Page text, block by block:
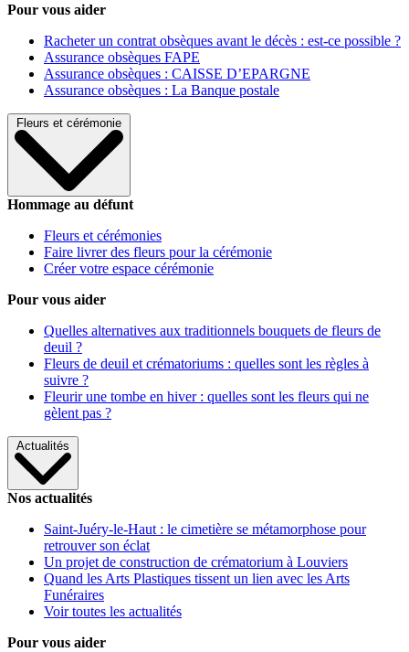
Pour vous aider
Racheter un contrat obsèques avant le décès : est-ce possible ?
Assurance obsèques FAPE
Assurance obsèques : CAISSE D’EPARGNE
Assurance obsèques : La Banque postale
Fleurs et cérémonie
Hommage au défunt
Fleurs et cérémonies
Faire livrer des fleurs pour la cérémonie
Créer votre espace cérémonie
Pour vous aider
Quelles alternatives aux traditionnels bouquets de fleurs de
deuil ?
Fleurs de deuil et crématoriums : quelles sont les règles à
suivre ?
Fleurir une tombe en hiver : quelles sont les fleurs qui ne
gèlent pas ?
Actualités
Nos actualités
Saint-Juéry-le-Haut : le cimetière se métamorphose pour
retrouver son éclat
Un projet de construction de crématorium à Louviers
Quand les Arts Plastiques tissent un lien avec les Arts
Funéraires
Voir toutes les actualités
Pour vous aider